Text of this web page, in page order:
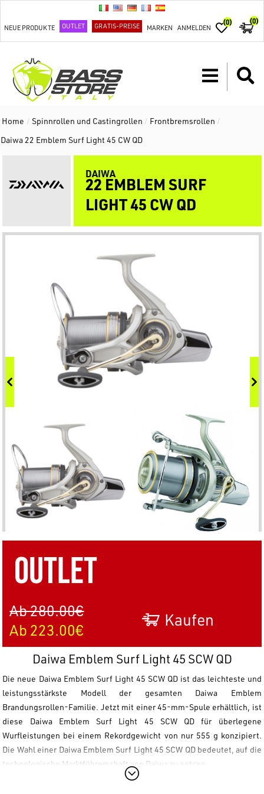
NEUE PRODUKTE OUTLET GRATIS-PREISE MARKEN ANMELDEN
(0) (0)
Home / Spinnrollen und Castingrollen / Frontbremsrollen /
Daiwa 22 Emblem Surf Light 45 CW QD
DAIWA
22 EMBLEM SURF
LIGHT 45 CW QD
OUTLET
Ab 280.00€
Ab 223.00€
Kaufen
Daiwa Emblem Surf Light 45 SCW QD
Die neue Daiwa Emblem Surf Light 45 SCW QDist das leichteste und
leistungsstärkste Modell der gesamten Daiwa Emblem
Brandungsrollen-Familie. Jetzt mit einer 45-mm-Spule erhältlich, ist
diese Daiwa Emblem Surf Light 45 SCW QD für überlegene
Wurfleistungen bei einem Rekordgewicht von nur 555 g konzipiert.
Die Wahl einer Daiwa Emblem Surf Light 45 SCW QDbedeutet, auf die
technologische Marktführerschaft von Daiwa zu setzen.
Hauptmerkmale der Daiwa Emblem Surf Light 45 SCW QD